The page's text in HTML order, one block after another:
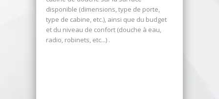
disponible (dimensions, type de porte,
type de cabine, etc.), ainsi que du budget
et du niveau de confort (douche à eau,
radio, robinets, etc...) .